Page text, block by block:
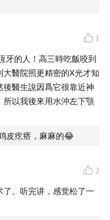
无知，在人体面前也差
就是好医生(可惜就是没让
也是遇到的都是靠谱西
1
牙的人！高三時吃飯咬到
醫院照更精密的X光才知
醫生說因爲它很靠近神
以我後來用水沖左下顎
皮疙瘩，麻麻的😂
2
了。听完讲，感觉松了一